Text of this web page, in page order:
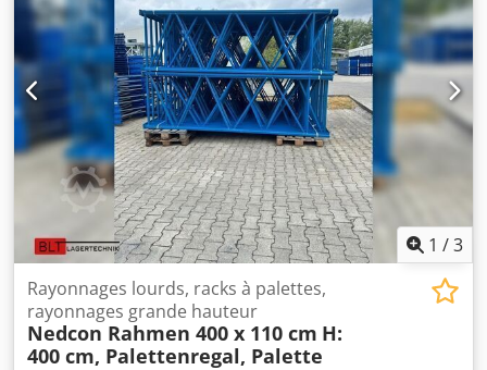
1 /3
Rayonnages lourds, racks à palettes,
rayonnages grande hauteur
Nedcon Rahmen 400 x 110 cm H:
400 cm, Palettenregal, Palette